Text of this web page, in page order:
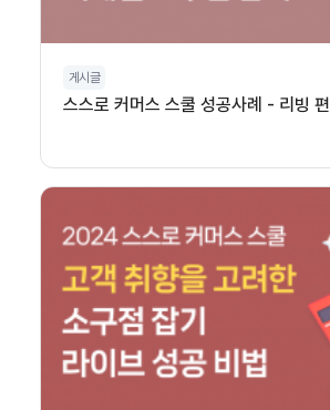
게시글
스스로 커머스 스쿨 성공사례 - 리빙 편